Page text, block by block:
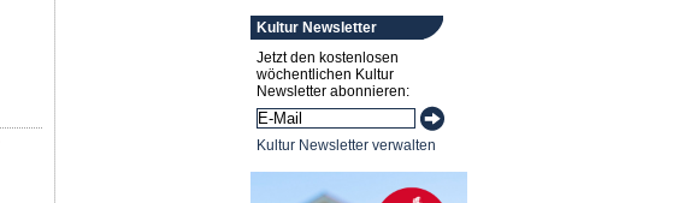
Kultur Newsletter
Jetzt den kostenlosen
wöchentlichen Kultur
Newsletter abonnieren:
Kultur Newsletter verwalten